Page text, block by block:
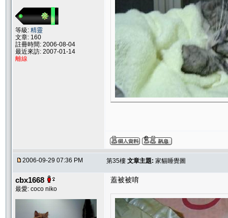
等級: 精靈
文章: 160
註冊時間: 2006-08-04
最近來訪: 2007-01-14
離線
2006-09-29 07:36 PM 第35樓 文章主題: 家貓睡覺圖
cbx1668
最愛: coco niko
蓋被被唷